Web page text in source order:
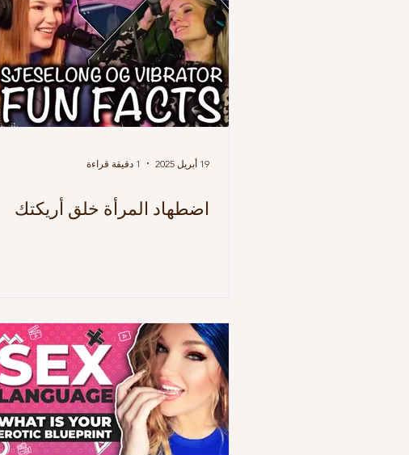
19 أبريل 2025 1 دقيقة قراءة
اضطهاد المرأة خلق أريكتك